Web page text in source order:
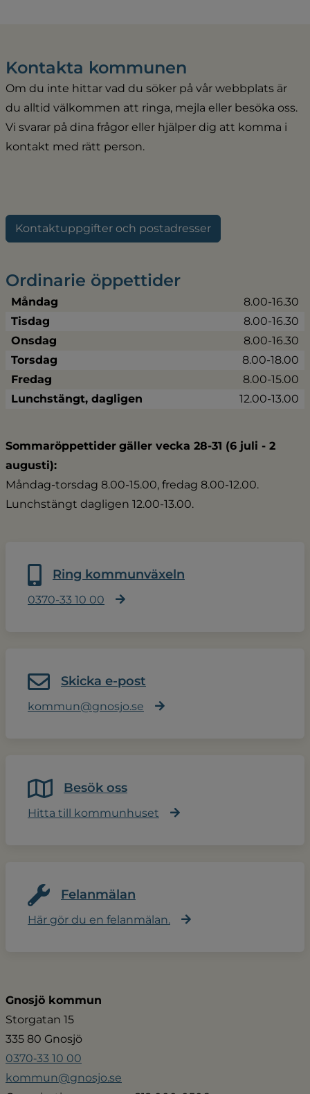
Kontakta kommunen
Om du inte hittar vad du söker på vår webbplats är
du alltid välkommen att ringa, mejla eller besöka oss.
Vi svarar på dina frågor eller hjälper dig att komma i
kontakt med rätt person.
Kontaktuppgifter och postadresser
Ordinarie öppettider
Måndag
8.00-16.30
Tisdag
8.00-16.30
Onsdag
8.00-16.30
Torsdag
8.00-18.00
Fredag
8.00-15.00
Lunchstängt, dagligen
12.00-13.00
Sommaröppettider gäller vecka 28-31 (6 juli - 2
augusti):
Måndag-torsdag 8.00-15.00, fredag 8.00-12.00.
Lunchstängt dagligen 12.00-13.00.
Ring kommunväxeln
0370-33 10 00
Skicka e-post
kommun@gnosjo.se
Besök oss
Hitta till kommunhuset
Felanmälan
Här gör du en felanmälan.
Gnosjö kommun
Storgatan 15
335 80 Gnosjö
0370‑33 10 00
kommun@gnosjo.se